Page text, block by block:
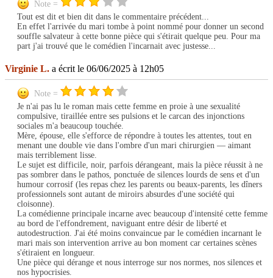
Note =
Tout est dit et bien dit dans le commentaire précédent...
En effet l'arrivée du mari tombe à point nommé pour donner un second
souffle salvateur à cette bonne pièce qui s'étirait quelque peu. Pour ma
part j'ai trouvé que le comédien l'incarnait avec justesse...
Virginie L. a écrit le 06/06/2025 à 12h05
Note =
Je n'ai pas lu le roman mais cette femme en proie à une sexualité
compulsive, tiraillée entre ses pulsions et le carcan des injonctions
sociales m'a beaucoup touchée.
Mère, épouse, elle s'efforce de répondre à toutes les attentes, tout en
menant une double vie dans l'ombre d'un mari chirurgien — aimant
mais terriblement lisse.
Le sujet est difficile, noir, parfois dérangeant, mais la pièce réussit à ne
pas sombrer dans le pathos, ponctuée de silences lourds de sens et d'un
humour corrosif (les repas chez les parents ou beaux-parents, les dîners
professionnels sont autant de miroirs absurdes d'une société qui
cloisonne).
La comédienne principale incarne avec beaucoup d'intensité cette femme
au bord de l'effondrement, naviguant entre désir de liberté et
autodestruction. J'ai été moins convaincue par le comédien incarnant le
mari mais son intervention arrive au bon moment car certaines scènes
s'étiraient en longueur.
Une pièce qui dérange et nous interroge sur nos normes, nos silences et
nos hypocrisies.